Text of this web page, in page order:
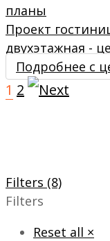
Проект
двухэтажная -
Подробнее с
1 2
Filters (8)
Filters
Reset all ×